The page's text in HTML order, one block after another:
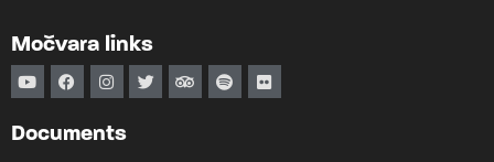
Močvara links
Documents